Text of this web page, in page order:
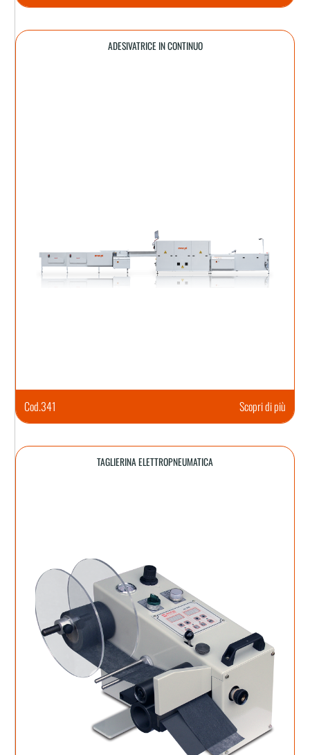
ADESIVATRICE IN CONTINUO
Cod.341 Scopri di più
TAGLIERINA ELETTROPNEUMATICA